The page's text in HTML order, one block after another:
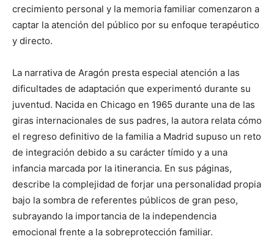
crecimiento personal y la memoria familiar comenzaron a
captar la atención del público por su enfoque terapéutico
y directo.
La narrativa de Aragón presta especial atención a las
dificultades de adaptación que experimentó durante su
juventud. Nacida en Chicago en 1965 durante una de las
giras internacionales de sus padres, la autora relata cómo
el regreso definitivo de la familia a Madrid supuso un reto
de integración debido a su carácter tímido y a una
infancia marcada por la itinerancia. En sus páginas,
describe la complejidad de forjar una personalidad propia
bajo la sombra de referentes públicos de gran peso,
subrayando la importancia de la independencia
emocional frente a la sobreprotección familiar.